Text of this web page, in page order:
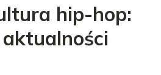
hip-hop: